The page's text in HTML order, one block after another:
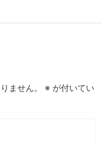
ません。 ※ が付いてい